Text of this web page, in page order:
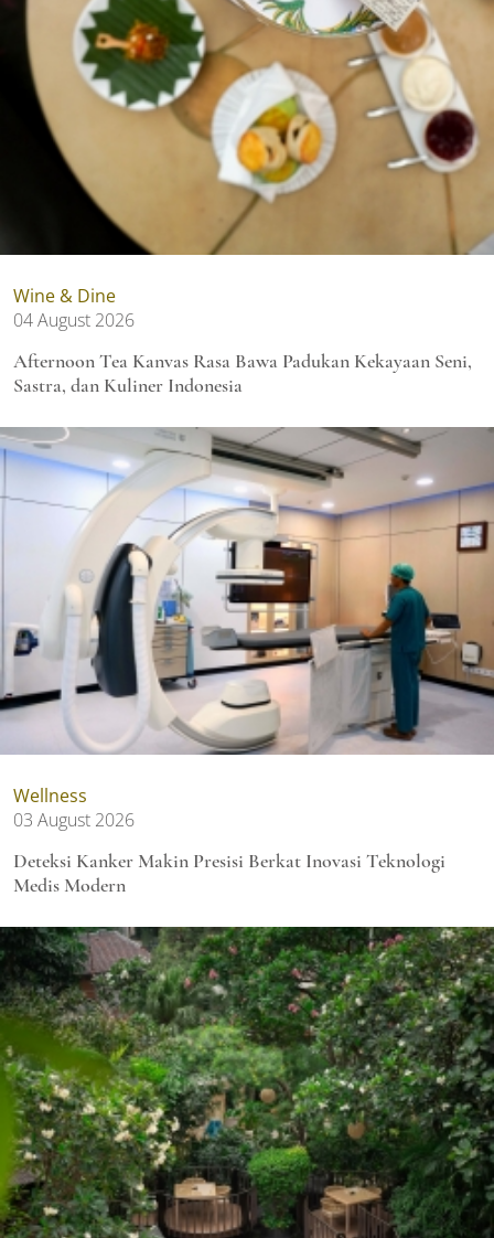
Wine & Dine
04 August 2026
Afternoon Tea Kanvas Rasa Bawa Padukan Kekayaan Seni,
Sastra, dan Kuliner Indonesia
Wellness
03 August 2026
Deteksi Kanker Makin Presisi Berkat Inovasi Teknologi
Medis Modern